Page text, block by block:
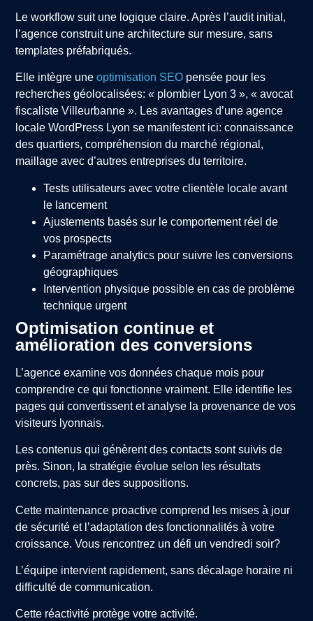
Le workflow suit une logique claire. Après l’audit initial,
l’agence construit une architecture sur mesure, sans
templates préfabriqués.
Elle intègre uneoptimisation SEO pensée pour les
recherches géolocalisées: « plombier Lyon 3 », « avocat
fiscaliste Villeurbanne ». Les avantages d’une agence
locale WordPress Lyon se manifestent ici: connaissance
des quartiers, compréhension du marché régional,
maillage avec d’autres entreprises du territoire.
Tests utilisateurs avec votre clientèle locale avant
le lancement
Ajustements basés sur le comportement réel de
vos prospects
Paramétrage analytics pour suivre les conversions
géographiques
Intervention physique possible en cas de problème
technique urgent
Optimisation continue et
amélioration des conversions
L’agence examine vos données chaque mois pour
comprendre ce qui fonctionne vraiment. Elle identifie les
pages qui convertissent et analyse la provenance de vos
visiteurs lyonnais.
Les contenus qui génèrent des contacts sont suivis de
près. Sinon, la stratégie évolue selon les résultats
concrets, pas sur des suppositions.
Cette maintenance proactive comprend les mises à jour
de sécurité et l’adaptation des fonctionnalités à votre
croissance. Vous rencontrez un défi un vendredi soir?
L’équipe intervient rapidement, sans décalage horaire ni
difficulté de communication.
Cette réactivité protège votre activité.